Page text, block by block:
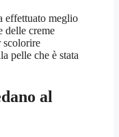
effettuato meglio
delle creme
scolorire
pelle che è stata
al